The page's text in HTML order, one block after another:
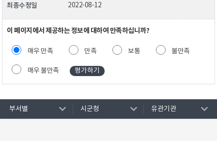
최종수정일 2022-08-12
이 페이지에서 제공하는 정보에 대하여 만족하십니까?
매우 만족 만족 보통 불만족
매우 불만족
부서별 시군청 유관기관